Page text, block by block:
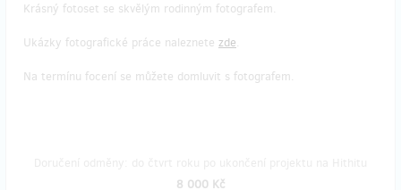
Krásný fotoset se skvělým rodinným fotografem.
Ukázky fotografické práce naleznete zde.
Na termínu focení se můžete domluvit s fotografem.
8 000 Kč